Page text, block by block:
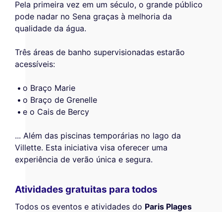
Pela primeira vez em um século, o grande público
pode nadar no Sena graças à melhoria da
qualidade da água.
Três áreas de banho supervisionadas estarão
acessíveis:
o Braço Marie
o Braço de Grenelle
e o Cais de Bercy
... Além das piscinas temporárias no lago da
Villette. Esta iniciativa visa oferecer uma
experiência de verão única e segura.
Atividades gratuitas para todos
Todos os eventos e atividades do Paris Plages